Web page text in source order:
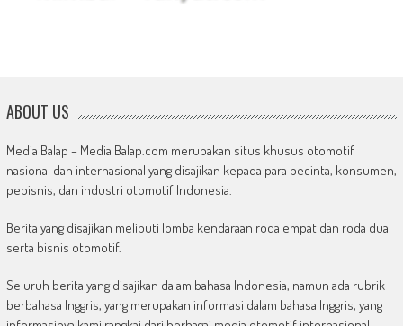
ABOUT US
Media Balap – Media Balap.com merupakan situs khusus otomotif
nasional dan internasional yang disajikan kepada para pecinta, konsumen,
pebisnis, dan industri otomotif Indonesia.
Berita yang disajikan meliputi lomba kendaraan roda empat dan roda dua
serta bisnis otomotif.
Seluruh berita yang disajikan dalam bahasa Indonesia, namun ada rubrik
berbahasa Inggris, yang merupakan informasi dalam bahasa Inggris, yang